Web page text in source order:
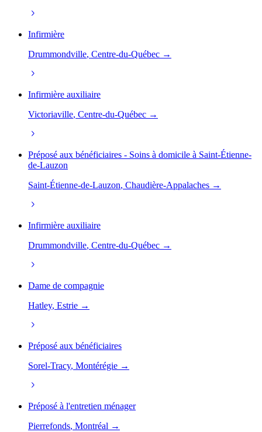
Infirmière
Drummondville, Centre-du-Québec →
Infirmière auxiliaire
Victoriaville, Centre-du-Québec →
Préposé aux bénéficiaires - Soins à domicile à Saint-Étienne-
de-Lauzon
Saint-Étienne-de-Lauzon, Chaudière-Appalaches →
Infirmière auxiliaire
Drummondville, Centre-du-Québec →
Dame de compagnie
Hatley, Estrie →
Préposé aux bénéficiaires
Sorel-Tracy, Montérégie →
Préposé à l'entretien ménager
Pierrefonds, Montréal →